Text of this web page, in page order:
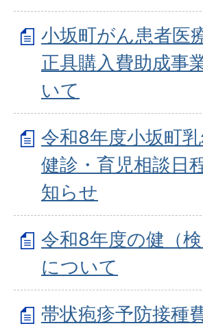
小坂町がん患者医
正具購入費助成事
いて
令和8年度小坂町
健診・育児相談日
知らせ
令和8年度の健（
について
帯状疱疹予防接種